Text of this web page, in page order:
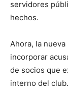
servidores
hechos.
Ahora, la
incorporar
de socios que
interno del club.